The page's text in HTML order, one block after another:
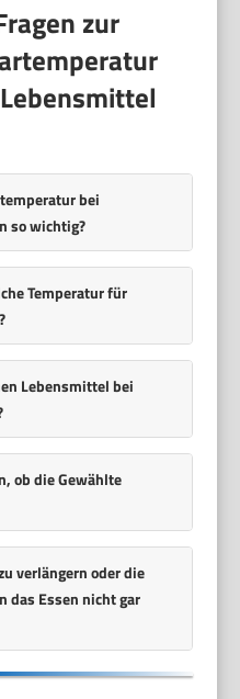
zur
bei
so wichtig?
Temperatur für
Lebensmittel bei
ob die Gewählte
verlängern oder die
das Essen nicht gar